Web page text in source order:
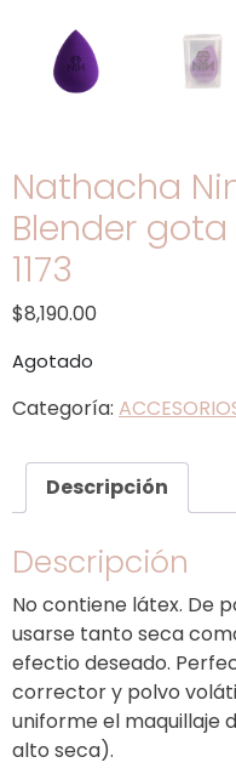
Nathacha
Blender gota
1173
$8,190.00
Agotado
Categoría:
Descripción
Descripción
No contiene látex. De
usarse tanto seca
efectio deseado.
corrector y polvo
uniforme el maquillaje
alto seca).